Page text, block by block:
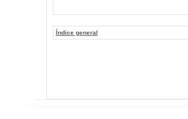
Índice general